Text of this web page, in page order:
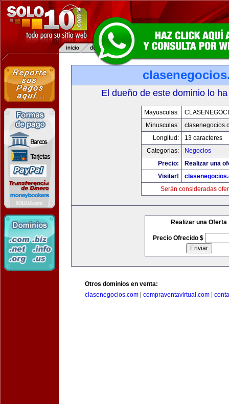
El dueño de este dominio lo
Mayusculas:
Minusculas:
Longitud:
13 caracteres
Categorias:
Negocios
Precio:
Realizar una
Visitar!
Serán consideradas
Realizar una Oferta
Precio Ofrecido $
Otros dominios en venta:
clasenegocios.com
compraventavirtual.com